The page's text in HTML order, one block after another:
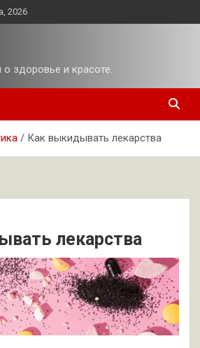
2026
здоровье и красоте.
Как выкидывать лекарства
лекарства